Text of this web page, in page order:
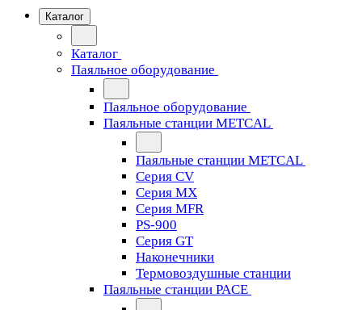
Каталог
Каталог
Паяльное оборудование
Паяльное оборудование
Паяльные станции METCAL
Паяльные станции METCAL
Серия CV
Серия MX
Серия MFR
PS-900
Серия GT
Наконечники
Термовоздушные станции
Паяльные станции PACE